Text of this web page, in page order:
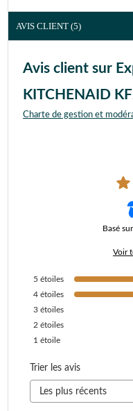
AVIS CLIENT (5)
Avis client sur
KITCHENAID
Charte de gestion et
Basé sur
Voir
5 étoiles
4 étoiles
3 étoiles
2 étoiles
1 étoile
Trier les avis